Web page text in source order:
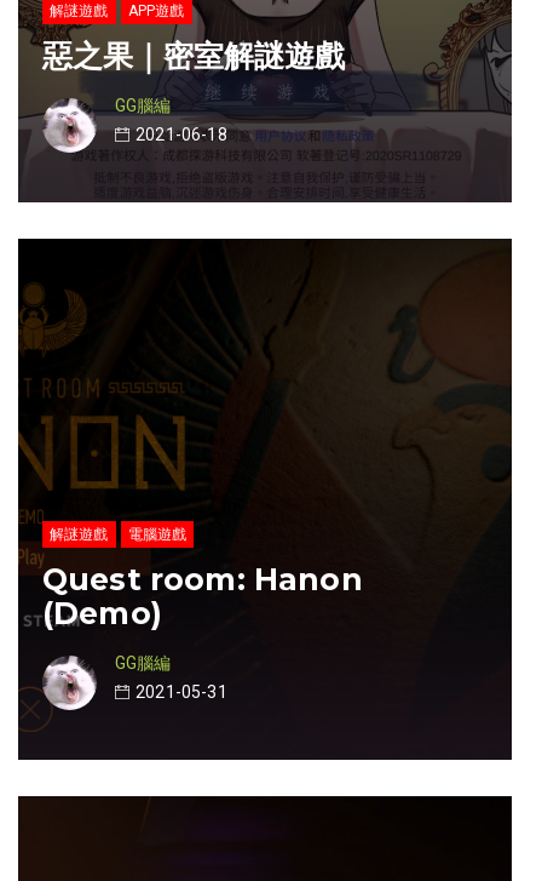
解謎遊戲 APP遊戲
惡之果｜密室解謎遊戲
GG腦編
2021-06-18
解謎遊戲 電腦遊戲
Quest room: Hanon
(Demo)
GG腦編
2021-05-31